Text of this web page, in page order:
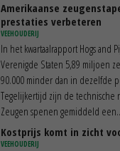
Amerikaanse
prestaties verbeteren
VEEHOUDERIJ
In het kwartaalrapport Hogs and
Verenigde Staten 5,89 miljoen
90.000 minder dan in dezelfde
Tegelijkertijd zijn de technische
Zeugen spenen gemiddeld
Kostprijs komt in zicht
VEEHOUDERIJ